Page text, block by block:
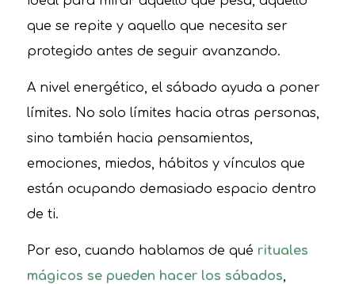
que se repite y aquello que necesita ser
protegido antes de seguir avanzando.
A nivel energético, el sábado ayuda a poner
límites. No solo límites hacia otras personas,
sino también hacia pensamientos,
emociones, miedos, hábitos y vínculos que
están ocupando demasiado espacio dentro
de ti.
Por eso, cuando hablamos de qué rituales
mágicos se pueden hacer los sábados,